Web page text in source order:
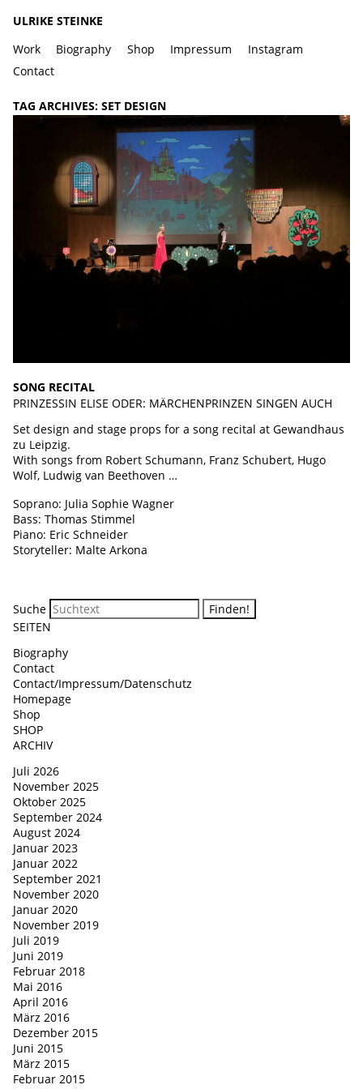
ULRIKE STEINKE
Work
Biography Shop Impressum
Instagram
Contact
TAG ARCHIVES: SET DESIGN
SONG RECITAL
PRINZESSIN ELISE ODER: MÄRCHENPRINZEN SINGEN AUCH
Set design and stage props for a song recital at Gewandhaus
zu Leipzig.
With songs from Robert Schumann, Franz Schubert, Hugo
Wolf, Ludwig van Beethoven …
Soprano: Julia Sophie Wagner
Bass: Thomas Stimmel
Piano: Eric Schneider
Storyteller: Malte Arkona
Suche
SEITEN
Biography
Contact
Contact/Impressum/Datenschutz
Homepage
Shop
SHOP
ARCHIV
Juli 2026
November 2025
Oktober 2025
September 2024
August 2024
Januar 2023
Januar 2022
September 2021
November 2020
Januar 2020
November 2019
Juli 2019
Juni 2019
Februar 2018
Mai 2016
April 2016
März 2016
Dezember 2015
Juni 2015
März 2015
Februar 2015